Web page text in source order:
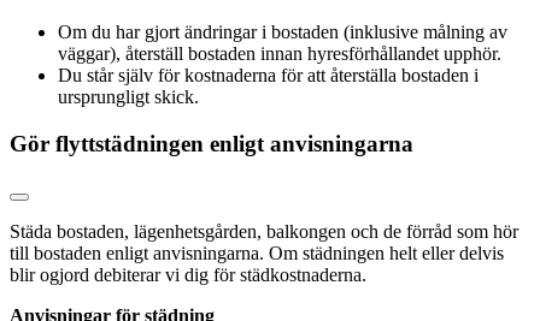
Om du har gjort ändringar i bostaden (inklusive målning av
väggar), återställ bostaden innan hyresförhållandet upphör.
Du står själv för kostnaderna för att återställa bostaden i
ursprungligt skick.
Gör flyttstädningen enligt anvisningarna
Städa bostaden, lägenhetsgården, balkongen och de förråd som hör
till bostaden enligt anvisningarna. Om städningen helt eller delvis
blir ogjord debiterar vi dig för städkostnaderna.
Anvisningar för städning